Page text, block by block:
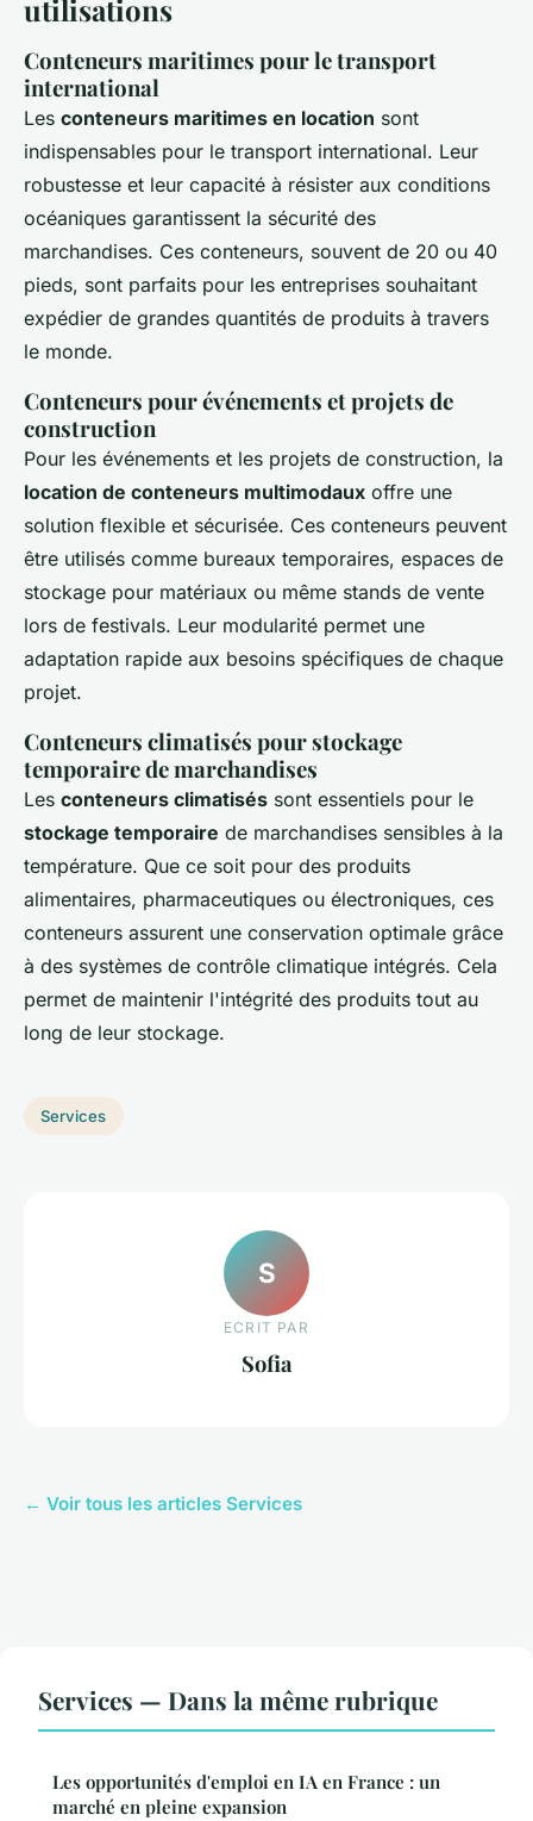
utilisations
Conteneurs maritimes pour le transport
international
Les conteneurs maritimes en location sont
indispensables pour le transport international. Leur
robustesse et leur capacité à résister aux conditions
océaniques garantissent la sécurité des
marchandises. Ces conteneurs, souvent de 20 ou 40
pieds, sont parfaits pour les entreprises souhaitant
expédier de grandes quantités de produits à travers
le monde.
Conteneurs pour événements et projets de
construction
Pour les événements et les projets de construction, la
location de conteneurs multimodaux offre une
solution flexible et sécurisée. Ces conteneurs peuvent
être utilisés comme bureaux temporaires, espaces de
stockage pour matériaux ou même stands de vente
lors de festivals. Leur modularité permet une
adaptation rapide aux besoins spécifiques de chaque
projet.
Conteneurs climatisés pour stockage
temporaire de marchandises
Les conteneurs climatisés sont essentiels pour le
stockage temporaire de marchandises sensibles à la
température. Que ce soit pour des produits
alimentaires, pharmaceutiques ou électroniques, ces
conteneurs assurent une conservation optimale grâce
à des systèmes de contrôle climatique intégrés. Cela
permet de maintenir l'intégrité des produits tout au
long de leur stockage.
Services
S
ECRIT PAR
Sofia
← Voir tous les articles Services
Services — Dans la même rubrique
Les opportunités d'emploi en IA en France : un
marché en pleine expansion